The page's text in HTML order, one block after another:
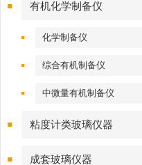
有机化学制备仪
化学制备仪
综合有机制备仪
中微量有机制备仪
粘度计类玻璃仪器
成套玻璃仪器